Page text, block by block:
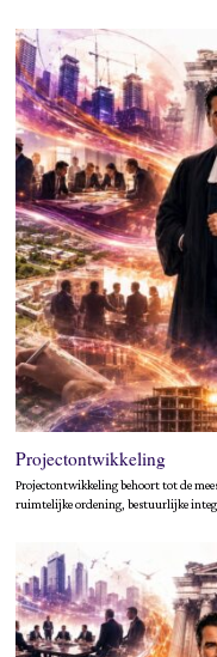
Projectontwikkeling
Projectontwikkeling behoort tot de
ruimtelijke ordening, bestuurlijke